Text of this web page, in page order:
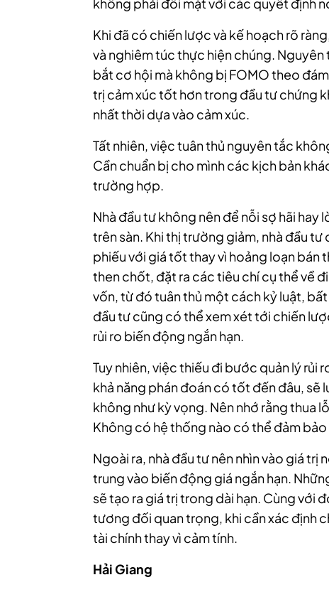
Khi đã có chiến lược và kế hoạch rõ
và nghiêm túc thực hiện chúng.
bắt cơ hội mà không bị FOMO theo
trị cảm xúc tốt hơn trong đầu tư chứng
nhất thời dựa vào cảm xúc.
Tất nhiên, việc tuân thủ nguyên tắc
Cần chuẩn bị cho mình các kịch bản
trường hợp.
Nhà đầu tư không nên để nỗi sợ hãi
trên sàn. Khi thị trường giảm, nhà đầu
phiếu với giá tốt thay vì hoảng loạn bán
then chốt, đặt ra các tiêu chí cụ thể về
vốn, từ đó tuân thủ một cách kỷ luật,
đầu tư cũng có thể xem xét tới chiến
rủi ro biến động ngắn hạn.
Tuy nhiên, việc thiếu đi bước quản lý rủi
khả năng phán đoán có tốt đến đâu,
không như kỳ vọng. Nên nhớ rằng thua
Không có hệ thống nào có thể đảm
Ngoài ra, nhà đầu tư nên nhìn vào giá
trung vào biến động giá ngắn hạn.
sẽ tạo ra giá trị trong dài hạn. Cùng với
tương đối quan trọng, khi cần xác định
tài chính thay vì cảm tính.
Hải Giang